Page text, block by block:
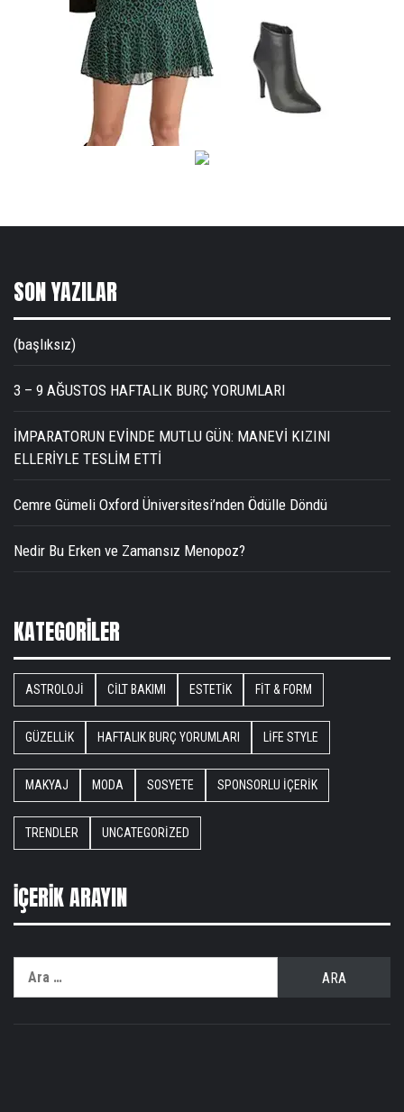
SON YAZILAR
(başlıksız)
3 – 9 AĞUSTOS HAFTALIK BURÇ YORUMLARI
İMPARATORUN EVİNDE MUTLU GÜN: MANEVİ KIZINI
ELLERİYLE TESLİM ETTİ
Cemre Gümeli Oxford Üniversitesi’nden Ödülle Döndü
Nedir Bu Erken ve Zamansız Menopoz?
KATEGORILER
ASTROLOJI CILT BAKIMI ESTETIK FIT & FORM
GÜZELLIK HAFTALIK BURÇ YORUMLARI LIFE STYLE
MAKYAJ MODA SOSYETE SPONSORLU İÇERIK
TRENDLER UNCATEGORIZED
İÇERIK ARAYIN